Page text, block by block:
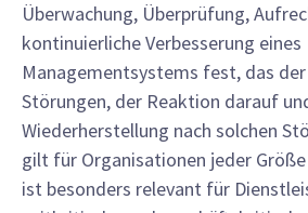
Überwachung, Überprüfung,
kontinuierliche Verbesserung eines
Managementsystems fest, das
Störungen, der Reaktion darauf
Wiederherstellung nach solchen
gilt für Organisationen jeder
ist besonders relevant für